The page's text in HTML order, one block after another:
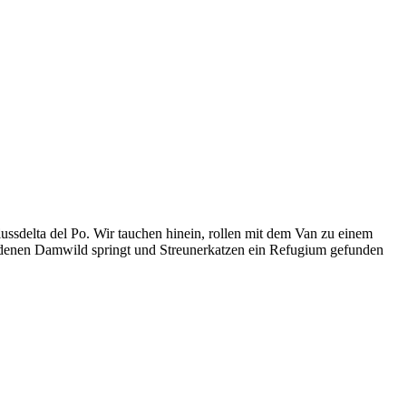
del Po. Wir tauchen hinein, rollen mit dem Van zu einem
Damwild springt und Streunerkatzen ein Refugium gefunden